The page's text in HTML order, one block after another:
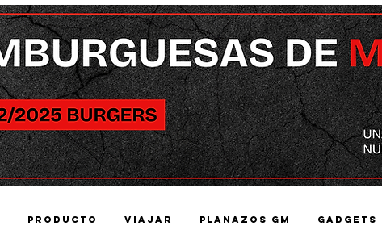
Producto Viajar Planazos GM Gadgets